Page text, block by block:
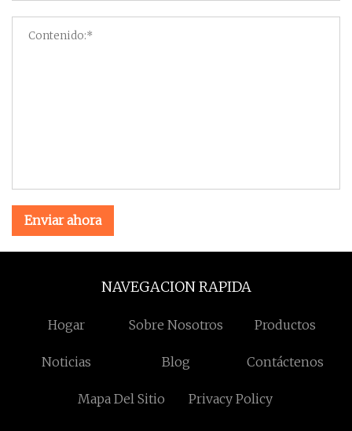
Enviar ahora
NAVEGACION RAPIDA
Hogar Sobre Nosotros Productos
Noticias Blog Contáctenos
Mapa Del Sitio Privacy Policy